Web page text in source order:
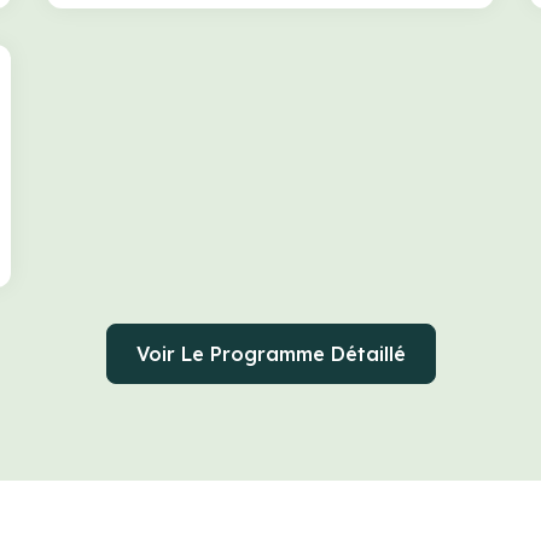
Voir Le Programme Détaillé